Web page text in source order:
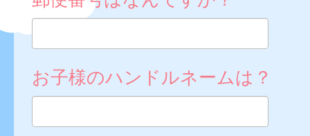
お子様のハンドルネームは？